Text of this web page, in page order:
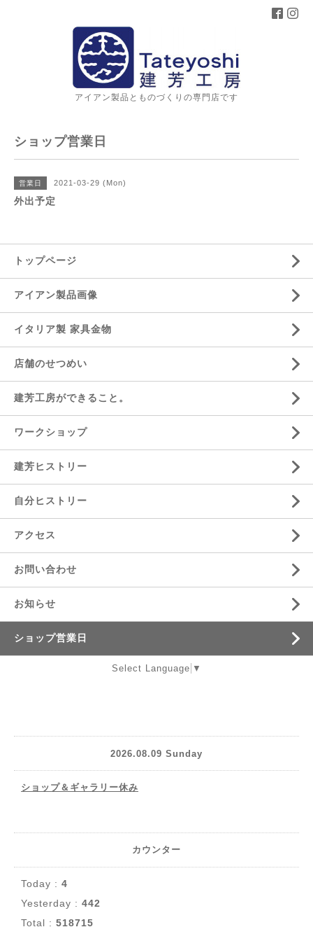
アイアン製品とものづくりの専門店です
ショップ営業日
営業日 2021-03-29 (Mon)
外出予定
トップページ
アイアン製品画像
イタリア製 家具金物
店舗のせつめい
建芳工房ができること。
ワークショップ
建芳ヒストリー
自分ヒストリー
アクセス
お問い合わせ
お知らせ
ショップ営業日
Select Language ▼
2026.08.09 Sunday
ショップ＆ギャラリー休み
カウンター
Today : 4
Yesterday : 442
Total : 518715